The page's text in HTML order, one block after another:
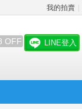
我的拍賣
OFF LINE登入